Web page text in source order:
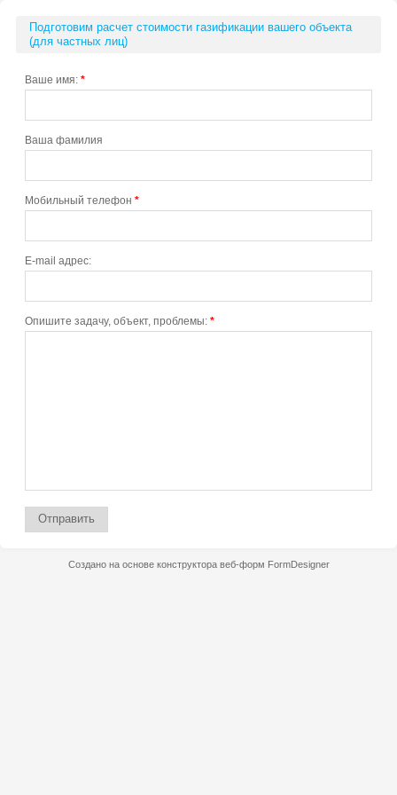
Подготовим расчет стоимости газификации вашего объекта
(для частных лиц)
Ваше имя: *
Ваша фамилия
Мобильный телефон *
E-mail адрес:
Опишите задачу, объект, проблемы: *
Отправить
Создано на основе конструктора веб-форм FormDesigner